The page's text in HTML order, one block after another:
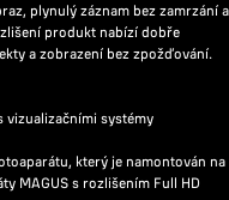
plynulý záznam bez zamrzání a
produkt nabízí dobře
a zobrazení bez zpožďování.
vizualizačními systémy
který je namontován na
MAGUS s rozlišením Full HD